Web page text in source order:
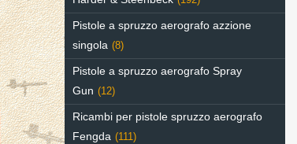
Pistole a spruzzo aerografo azzione
singola (8)
Pistole a spruzzo aerografo Spray
Gun (12)
Ricambi per pistole spruzzo aerografo
Fengda (111)